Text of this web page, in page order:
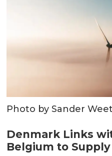
Photo by Sander
Denmark Links
Belgium to Supply